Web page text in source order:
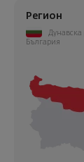
Регион
България